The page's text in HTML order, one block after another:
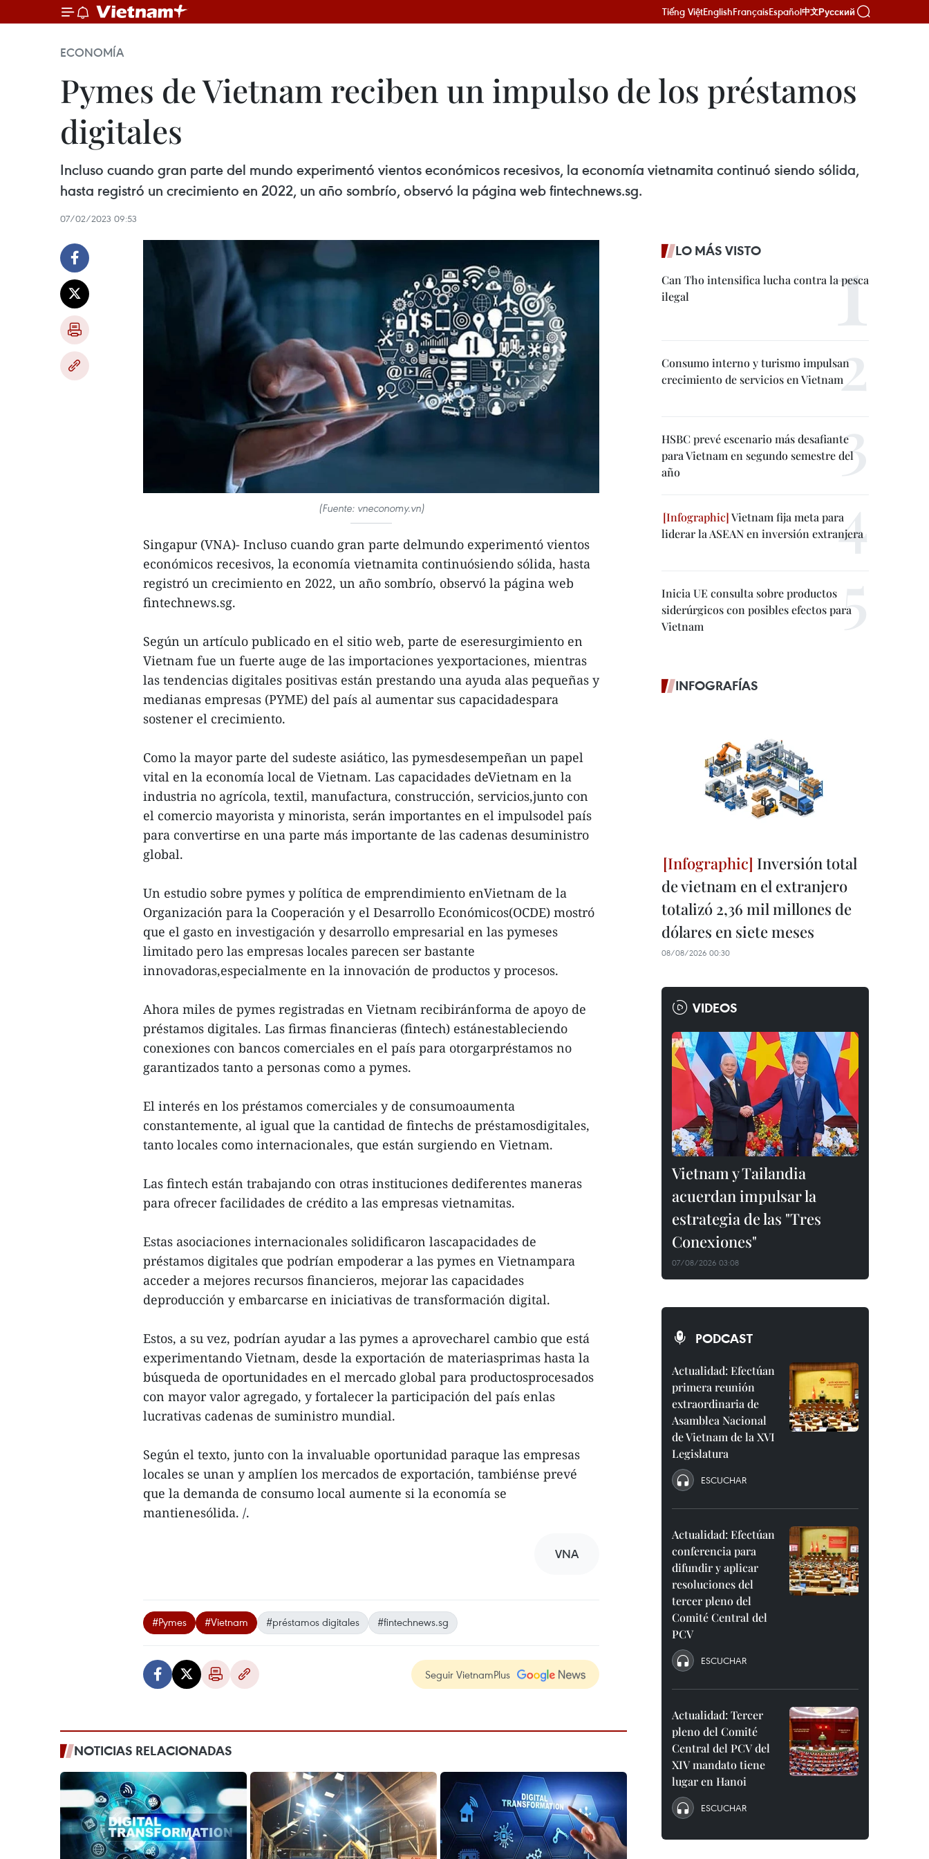
Tiếng ViệtEnglishFrançaisEspañol中文Русский
ECONOMÍA
Pymes de Vietnam reciben un impulso de los préstamos
digitales
Incluso cuando gran parte del mundo experimentó vientos económicos recesivos, la economía vietnamita continuó siendo sólida,
hasta registró un crecimiento en 2022, un año sombrío, observó la página web fintechnews.sg.
07/02/2023 09:53
(Fuente: vneconomy.vn)
Singapur (VNA)- Incluso cuando gran parte delmundo experimentó vientos
económicos recesivos, la economía vietnamita continuósiendo sólida, hasta
registró un crecimiento en 2022, un año sombrío, observó la página web
fintechnews.sg.
Según un artículo publicado en el sitio web, parte de eseresurgimiento en
Vietnam fue un fuerte auge de las importaciones yexportaciones, mientras
las tendencias digitales positivas están prestando una ayuda alas pequeñas y
medianas empresas (PYME) del país al aumentar sus capacidadespara
sostener el crecimiento.
Como la mayor parte del sudeste asiático, las pymesdesempeñan un papel
vital en la economía local de Vietnam. Las capacidades deVietnam en la
industria no agrícola, textil, manufactura, construcción, servicios,junto con
el comercio mayorista y minorista, serán importantes en el impulsodel país
para convertirse en una parte más importante de las cadenas desuministro
global.
Un estudio sobre pymes y política de emprendimiento enVietnam de la
Organización para la Cooperación y el Desarrollo Económicos(OCDE) mostró
que el gasto en investigación y desarrollo empresarial en las pymeses
limitado pero las empresas locales parecen ser bastante
innovadoras,especialmente en la innovación de productos y procesos.
Ahora miles de pymes registradas en Vietnam recibiránforma de apoyo de
préstamos digitales. Las firmas financieras (fintech) estánestableciendo
conexiones con bancos comerciales en el país para otorgarpréstamos no
garantizados tanto a personas como a pymes.
El interés en los préstamos comerciales y de consumoaumenta
constantemente, al igual que la cantidad de fintechs de préstamosdigitales,
tanto locales como internacionales, que están surgiendo en Vietnam.
Las fintech están trabajando con otras instituciones dediferentes maneras
para ofrecer facilidades de crédito a las empresas vietnamitas.
Estas asociaciones internacionales solidificaron lascapacidades de
préstamos digitales que podrían empoderar a las pymes en Vietnampara
acceder a mejores recursos financieros, mejorar las capacidades
deproducción y embarcarse en iniciativas de transformación digital.
Estos, a su vez, podrían ayudar a las pymes a aprovecharel cambio que está
experimentando Vietnam, desde la exportación de materiasprimas hasta la
búsqueda de oportunidades en el mercado global para productosprocesados
con mayor valor agregado, y fortalecer la participación del país enlas
lucrativas cadenas de suministro mundial.
Según el texto, junto con la invaluable oportunidad paraque las empresas
locales se unan y amplíen los mercados de exportación, tambiénse prevé
que la demanda de consumo local aumente si la economía se
mantienesólida. /.
VNA
#Pymes #Vietnam #préstamos digitales #fintechnews.sg
Seguir VietnamPlus
NOTICIAS RELACIONADAS
LO MÁS VISTO
Can Tho intensifica lucha contra la pesca
ilegal
Consumo interno y turismo impulsan
crecimiento de servicios en Vietnam
HSBC prevé escenario más desafiante
para Vietnam en segundo semestre del
año
Vietnam fija meta para
liderar la ASEAN en inversión extranjera
Inicia UE consulta sobre productos
siderúrgicos con posibles efectos para
Vietnam
INFOGRAFÍAS
Inversión total
de vietnam en el extranjero
totalizó 2,36 mil millones de
dólares en siete meses
08/08/2026 00:30
VIDEOS
Vietnam y Tailandia
acuerdan impulsar la
estrategia de las "Tres
Conexiones"
07/08/2026 03:08
PODCAST
Actualidad: Efectúan
primera reunión
extraordinaria de
Asamblea Nacional
de Vietnam de la XVI
Legislatura
ESCUCHAR
Actualidad: Efectúan
conferencia para
difundir y aplicar
resoluciones del
tercer pleno del
Comité Central del
PCV
ESCUCHAR
Actualidad: Tercer
pleno del Comité
Central del PCV del
XIV mandato tiene
lugar en Hanoi
ESCUCHAR